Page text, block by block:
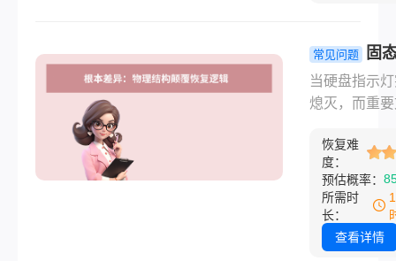
智决策。
然而，当你
“SSD数据恢
时，可能被
上万的报价
那么固态硬
恢复一般多
呢？本文将
入了解固态
据恢复的成
成、价格范
常见问题
固
数据恢复难
何大？深入
当硬盘指示
熄灭，而重
恐慌感难以
若你使用的
硬盘（SSD
份恐慌可能
——因为固态
恢复难
度：
预估概率：
所需时
长：
查看详情